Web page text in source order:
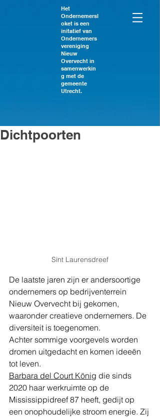
Het
Ondernemersl
oket is een
initatief van
Ondernemers
vereniging
Nieuw
Overvecht in
samenwerkin
g met de
gemeente
Utrecht.
Dichtpoorten
Sint Laurensdreef
De laatste jaren zijn er andersoortige
ondernemers op bedrijventerrein
Nieuw Overvecht bij gekomen,
waaronder creatieve ondernemers. De
diversiteit is toegenomen.
Achter sommige voorgevels worden
dromen uitgedacht en komen ideeën
tot leven.
Barbara del Court König die sinds
2020 haar werkruimte op de
Mississippidreef 87 heeft, gedijt op
een onophoudelijke stroom energie. Zij